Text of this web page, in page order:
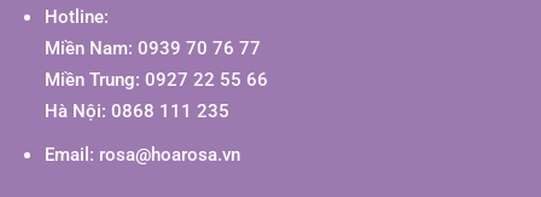
Hotline:
Miền Nam: 0939 70 76 77
Miền Trung: 0927 22 55 66
Hà Nội: 0868 111 235
Email: rosa@hoarosa.vn